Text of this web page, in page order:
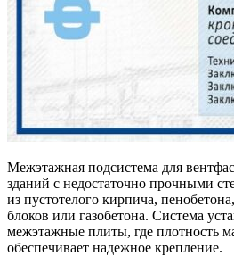
Межэтажная подсистема для
зданий с недостаточно прочными
из пустотелого кирпича,
блоков или газобетона. Система
межэтажные плиты, где плотность
обеспечивает надежное крепление.